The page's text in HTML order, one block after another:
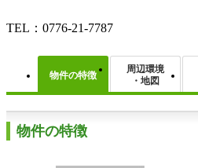
TEL：0776-21-7787
物件の特徴
周辺環境
・地図
物件の特徴